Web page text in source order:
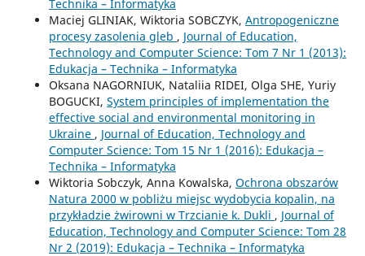
Technika – Informatyka
Maciej GLINIAK, Wiktoria SOBCZYK, Antropogeniczne
procesy zasolenia gleb , Journal of Education,
Technology and Computer Science: Tom 7 Nr 1 (2013):
Edukacja – Technika – Informatyka
Oksana NAGORNIUK, Nataliia RIDEI, Olga SHE, Yuriy
BOGUCKI, System principles of implementation the
effective social and environmental monitoring in
Ukraine , Journal of Education, Technology and
Computer Science: Tom 15 Nr 1 (2016): Edukacja –
Technika – Informatyka
Wiktoria Sobczyk, Anna Kowalska, Ochrona obszarów
Natura 2000 w pobliżu miejsc wydobycia kopalin, na
przykładzie żwirowni w Trzcianie k. Dukli , Journal of
Education, Technology and Computer Science: Tom 28
Nr 2 (2019): Edukacja – Technika – Informatyka